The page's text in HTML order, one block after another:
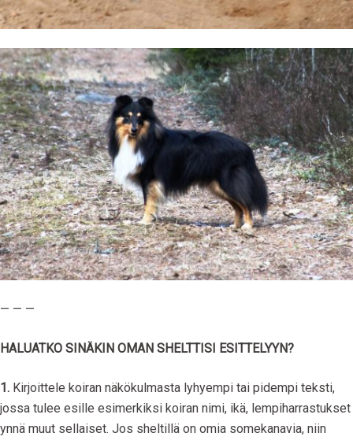
— — —
HALUATKO SINÄKIN OMAN SHELTTISI ESITTELYYN?
1. Kirjoittele koiran näkökulmasta lyhyempi tai pidempi teksti,
jossa tulee esille esimerkiksi koiran nimi, ikä, lempiharrastukset
ynnä muut sellaiset. Jos sheltillä on omia somekanavia, niin